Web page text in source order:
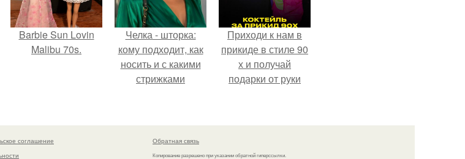
Barbie Sun Lovin
Malibu 70s.
Челка - шторка:
кому подходит, как
носить и с какими
стрижками
Приходи к нам в
прикиде в стиле 90
х и получай
подарки от руки
соглашение
Обратная связь
Копирование разрешено при указании обратной гиперссылки.